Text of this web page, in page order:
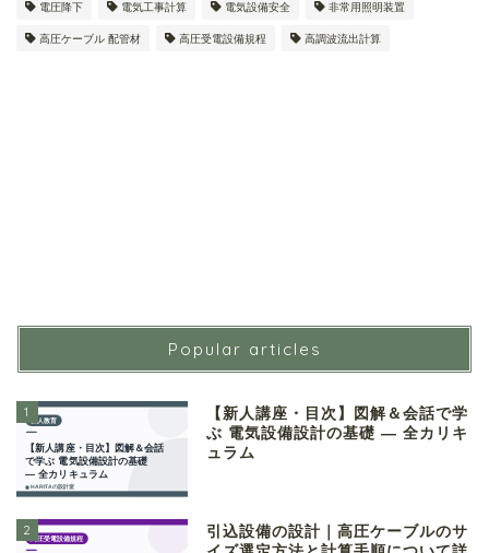
電圧降下 電気工事計算 電気設備安全 非常用照明装置
高圧ケーブル 配管材 高圧受電設備規程 高調波流出計算
Popular articles
1
【新人講座・目次】図解＆会話で学
ぶ 電気設備設計の基礎 ― 全カリキ
ュラム
2
引込設備の設計｜高圧ケーブルのサ